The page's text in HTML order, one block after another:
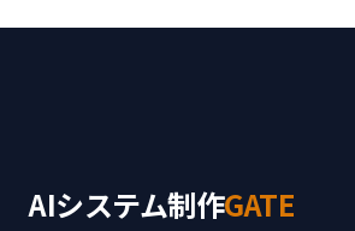
AIシステム制作GATE